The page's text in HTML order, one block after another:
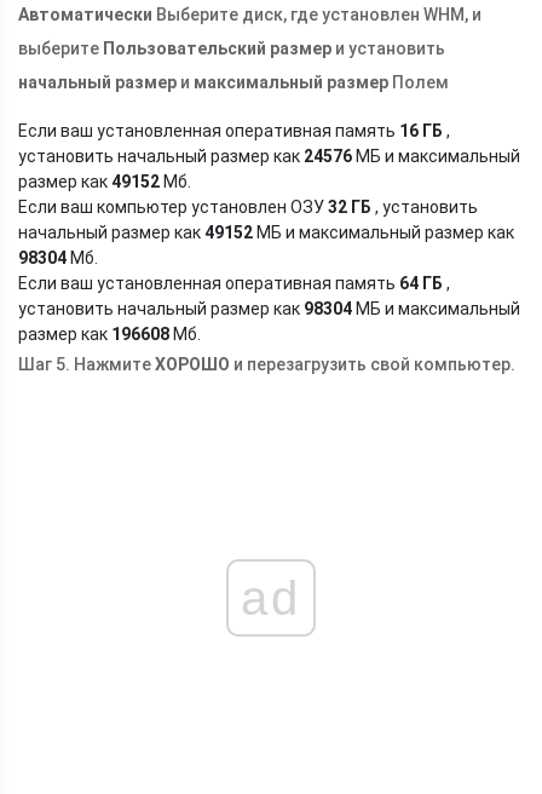
Автоматически Выберите диск, где установлен WHM, и
выберите Пользовательский размер и установить
начальный размер и максимальный размер Полем
Если ваш установленная оперативная память 16 ГБ ,
установить начальный размер как 24576 МБ и максимальный
размер как49152 Мб.
Если ваш компьютер установлен ОЗУ32 ГБ , установить
начальный размер как49152 МБ и максимальный размер как
98304 Мб.
Если ваш установленная оперативная память 64 ГБ ,
установить начальный размер как 98304 МБ и максимальный
размер как 196608 Мб.
Шаг 5. НажмитеХОРОШО и перезагрузить свой компьютер.
ad